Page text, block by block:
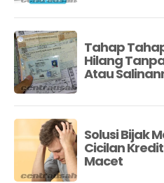
Tahap
Hilang
Atau
Solusi Bijak
Cicilan
Macet